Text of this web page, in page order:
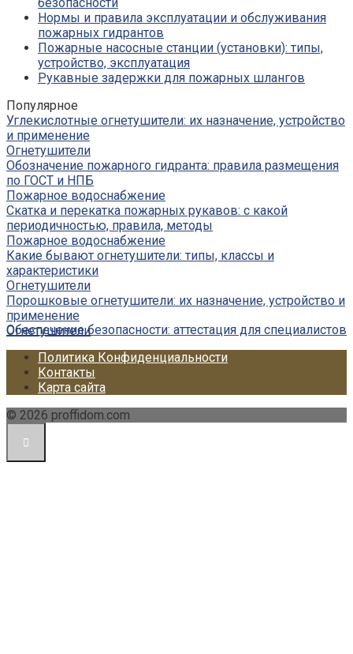
безопасности
Нормы и правила эксплуатации и обслуживания
пожарных гидрантов
Пожарные насосные станции (установки): типы,
устройство, эксплуатация
Рукавные задержки для пожарных шлангов
Популярное
Углекислотные огнетушители: их назначение, устройство
и применение
Огнетушители
Обозначение пожарного гидранта: правила размещения
по ГОСТ и НПБ
Пожарное водоснабжение
Скатка и перекатка пожарных рукавов: с какой
периодичностью, правила, методы
Пожарное водоснабжение
Какие бывают огнетушители: типы, классы и
характеристики
Огнетушители
Порошковые огнетушители: их назначение, устройство и
применение
Огнетушители
Обеспечение безопасности: аттестация для специалистов
Политика Конфиденциальности
Контакты
Карта сайта
© 2026 proffidom.com